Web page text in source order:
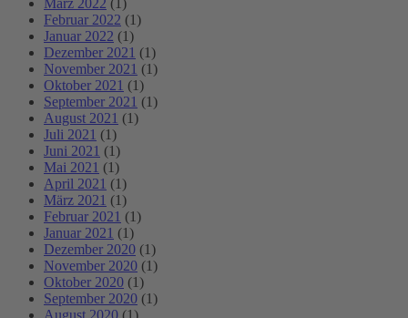
März 2022 (1)
Februar 2022 (1)
Januar 2022 (1)
Dezember 2021 (1)
November 2021 (1)
Oktober 2021 (1)
September 2021 (1)
August 2021 (1)
Juli 2021 (1)
Juni 2021 (1)
Mai 2021 (1)
April 2021 (1)
März 2021 (1)
Februar 2021 (1)
Januar 2021 (1)
Dezember 2020 (1)
November 2020 (1)
Oktober 2020 (1)
September 2020 (1)